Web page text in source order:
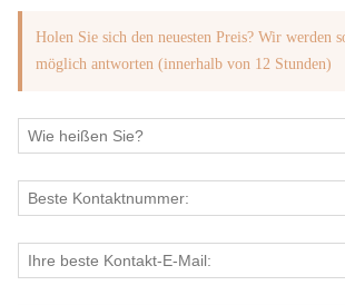
Holen Sie sich den neuesten Preis? Wir werden
möglich antworten (innerhalb von 12 Stunden)